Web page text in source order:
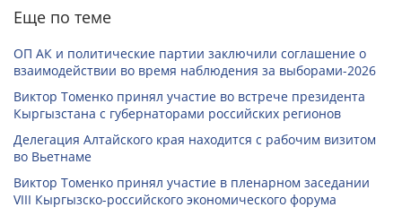
Еще по теме
ОП АК и политические партии заключили соглашение о
взаимодействии во время наблюдения за выборами-2026
Виктор Томенко принял участие во встрече президента
Кыргызстана с губернаторами российских регионов
Делегация Алтайского края находится с рабочим визитом
во Вьетнаме
Виктор Томенко принял участие в пленарном заседании
VIII Кыргызско-российского экономического форума